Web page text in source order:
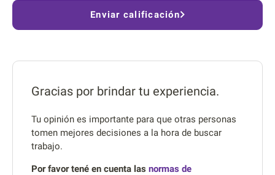
Enviar calificación
Gracias por brindar tu experiencia.
Tu opinión es importante para que otras personas
tomen mejores decisiones a la hora de buscar
trabajo.
Por favor tené en cuenta las normas de